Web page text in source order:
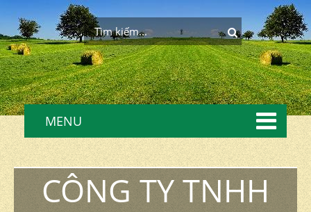
MENU
CÔNG TY TNHH